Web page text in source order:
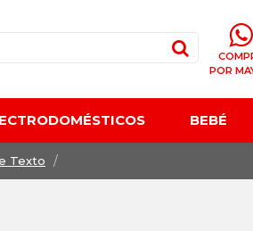
POR
BEBÉ
Texto